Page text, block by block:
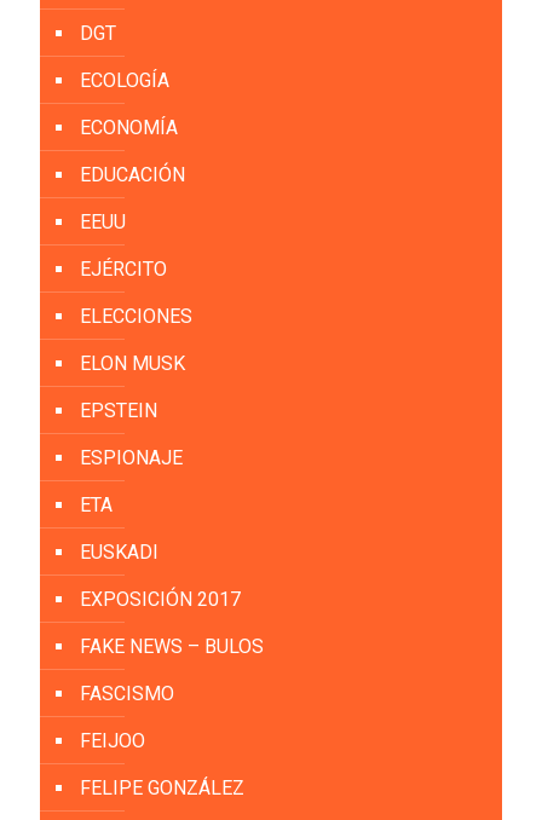
DGT
ECOLOGÍA
ECONOMÍA
EDUCACIÓN
EEUU
EJÉRCITO
ELECCIONES
ELON MUSK
EPSTEIN
ESPIONAJE
ETA
EUSKADI
EXPOSICIÓN 2017
FAKE NEWS – BULOS
FASCISMO
FEIJOO
FELIPE GONZÁLEZ